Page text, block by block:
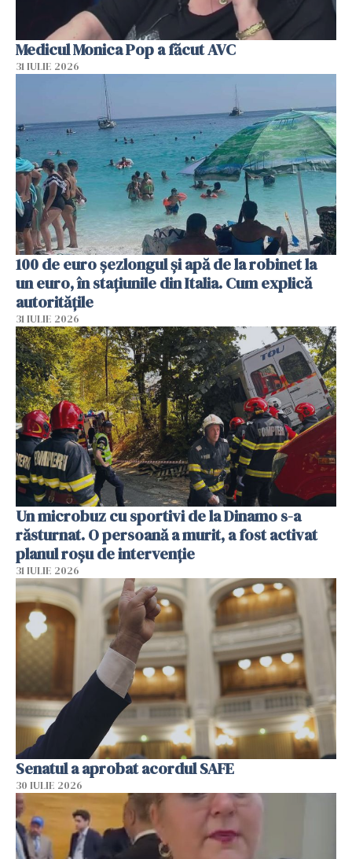
Medicul Monica Pop a făcut AVC
31 IULIE 2026
100 de euro șezlongul și apă de la robinet la
un euro, în stațiunile din Italia. Cum explică
autoritățile
31 IULIE 2026
Un microbuz cu sportivi de la Dinamo s-a
răsturnat. O persoană a murit, a fost activat
planul roșu de intervenție
31 IULIE 2026
Senatul a aprobat acordul SAFE
30 IULIE 2026